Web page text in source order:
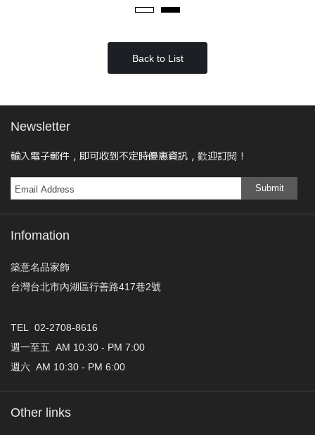
Back to List
Newsletter
輸入電子郵件，即可收到不定時優惠資訊，歡迎訂閱！
Submit
Infomation
築意名品家飾
台灣台北市內湖區行善路417巷2號
TEL 02-2708-8616
週一至五 AM 10:30 - PM 7:00
週六 AM 10:30 - PM 6:00
Other links